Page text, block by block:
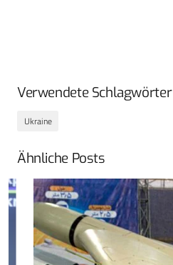
Verwendete Schlagwörter
Ukraine
Ähnliche Posts